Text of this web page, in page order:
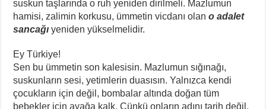
suskun taşlarında o ruh yeniden dirilmeli. Mazlumun
hamisi, zalimin korkusu, ümmetin vicdanı olan o adalet
sancağı yeniden yükselmelidir.
Ey Türkiye!
Sen bu ümmetin son kalesisin. Mazlumun sığınağı,
suskunların sesi, yetimlerin duasısın. Yalnızca kendi
çocukların için değil, bombalar altında doğan tüm
bebekler için ayağa kalk. Çünkü onların adını tarih değil,